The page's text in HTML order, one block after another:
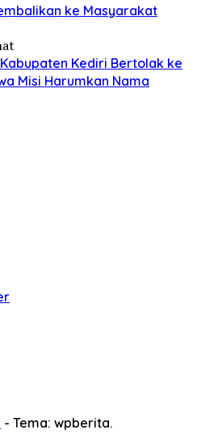
ke Masyarakat
Kediri Bertolak ke
Misi Harumkan Nama
- Tema: wpberita.